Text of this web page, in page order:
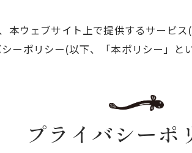
本ウェブサイト上で提供するサービ
ーポリシー(以下、「本ポリシー」と
プライバシーポ